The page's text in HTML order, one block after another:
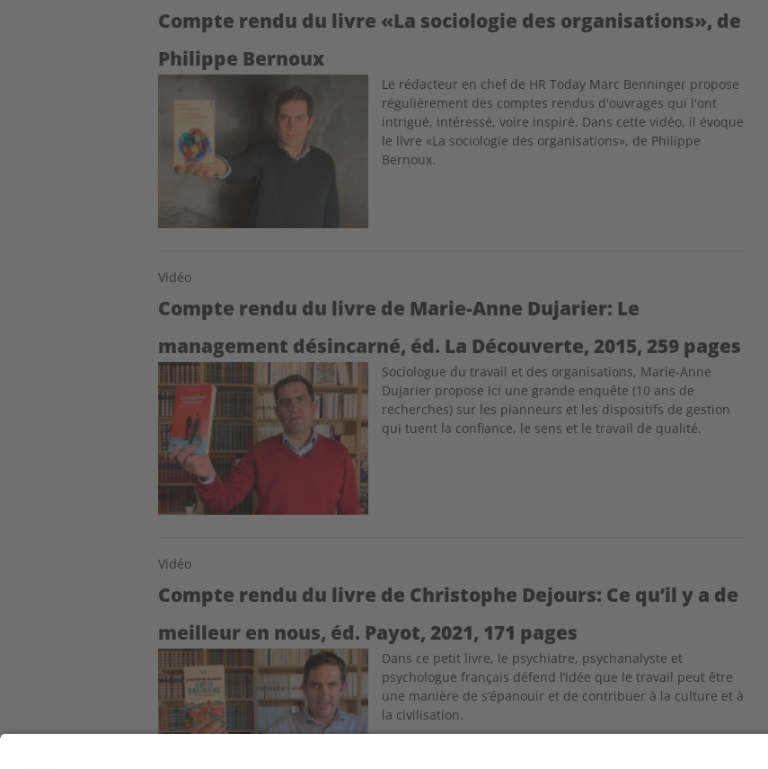
Compte rendu du livre «La sociologie des organisations», de
Philippe Bernoux
Le rédacteur en chef de HR Today Marc Benninger propose
régulièrement des comptes rendus d'ouvrages qui l'ont
intrigué, intéressé, voire inspiré. Dans cette vidéo, il évoque
le livre «La sociologie des organisations», de Philippe
Bernoux.
Vidéo
Compte rendu du livre de Marie-Anne Dujarier: Le
management désincarné, éd. La Découverte, 2015, 259 pages
Image
Sociologue du travail et des organisations, Marie-Anne
Dujarier propose ici une grande enquête (10 ans de
recherches) sur les planneurs et les dispositifs de gestion
qui tuent la confiance, le sens et le travail de qualité.
Vidéo
Compte rendu du livre de Christophe Dejours: Ce qu’il y a de
meilleur en nous, éd. Payot, 2021, 171 pages
Dans ce petit livre, le psychiatre, psychanalyste et
psychologue français défend l’idée que le travail peut être
une manière de s’épanouir et de contribuer à la culture et à
la civilisation.